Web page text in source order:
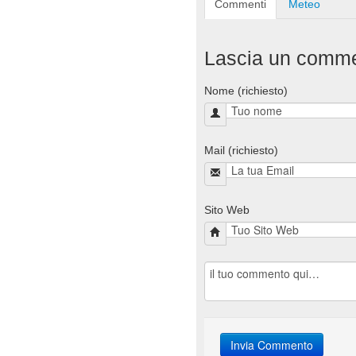
Commenti Meteo
Lascia un
Nome (richiesto)
Mail (richiesto)
Sito Web